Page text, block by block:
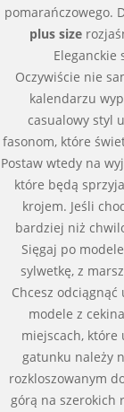
pomarańczowego.
plus size
Eleganckie
Oczywiście nie
kalendarzu
casualowy styl
fasonom, które
Postaw wtedy na
które będą
krojem. Jeśli
bardziej niż
Sięgaj po
sylwetkę, z
Chcesz
modele z
miejscach, które
gatunku należy
rozkloszowanym
górą na szerokich